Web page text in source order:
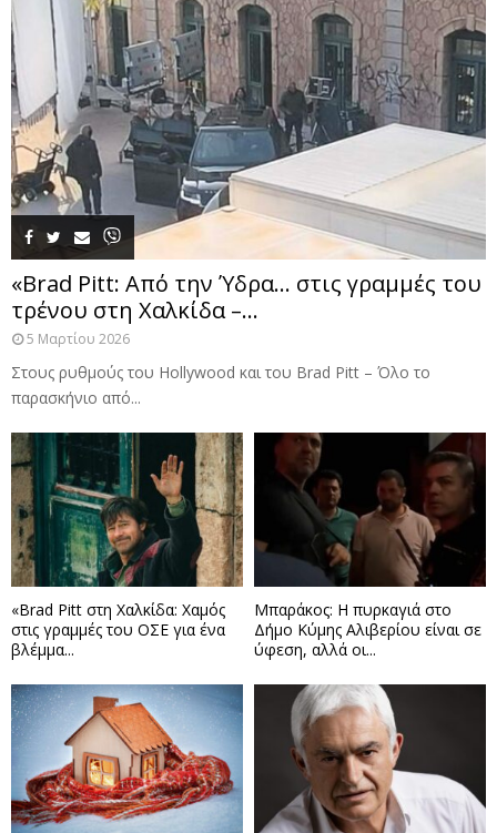
«Brad Pitt: Από την Ύδρα… στις γραμμές του
τρένου στη Χαλκίδα –...
5 Μαρτίου 2026
Στους ρυθμούς του Hollywood και του Brad Pitt – Όλο το
παρασκήνιο από...
«Brad Pitt στη Χαλκίδα: Χαμός
στις γραμμές του ΟΣΕ για ένα
βλέμμα...
Μπαράκος: Η πυρκαγιά στο
Δήμο Κύμης Αλιβερίου είναι σε
ύφεση, αλλά οι...